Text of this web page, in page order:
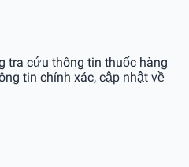
tra cứu thông tin thuốc hàng
tin chính xác, cập nhật về